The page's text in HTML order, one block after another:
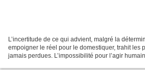
L’incertitude de ce qui advient, malgré la
empoigner le réel pour le domestiquer, trahit les
jamais perdues. L’impossibilité pour l’agir